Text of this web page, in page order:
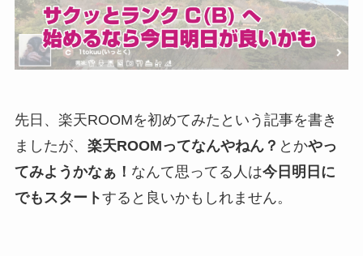
先日、楽天ROOMを初めてみたという記事を書き
ましたが、 楽天ROOMってなんやねん？ とかやっ
てみようかなぁ！ なんて思ってる人は今日明日に
でもスタートすると良いかもしれません。